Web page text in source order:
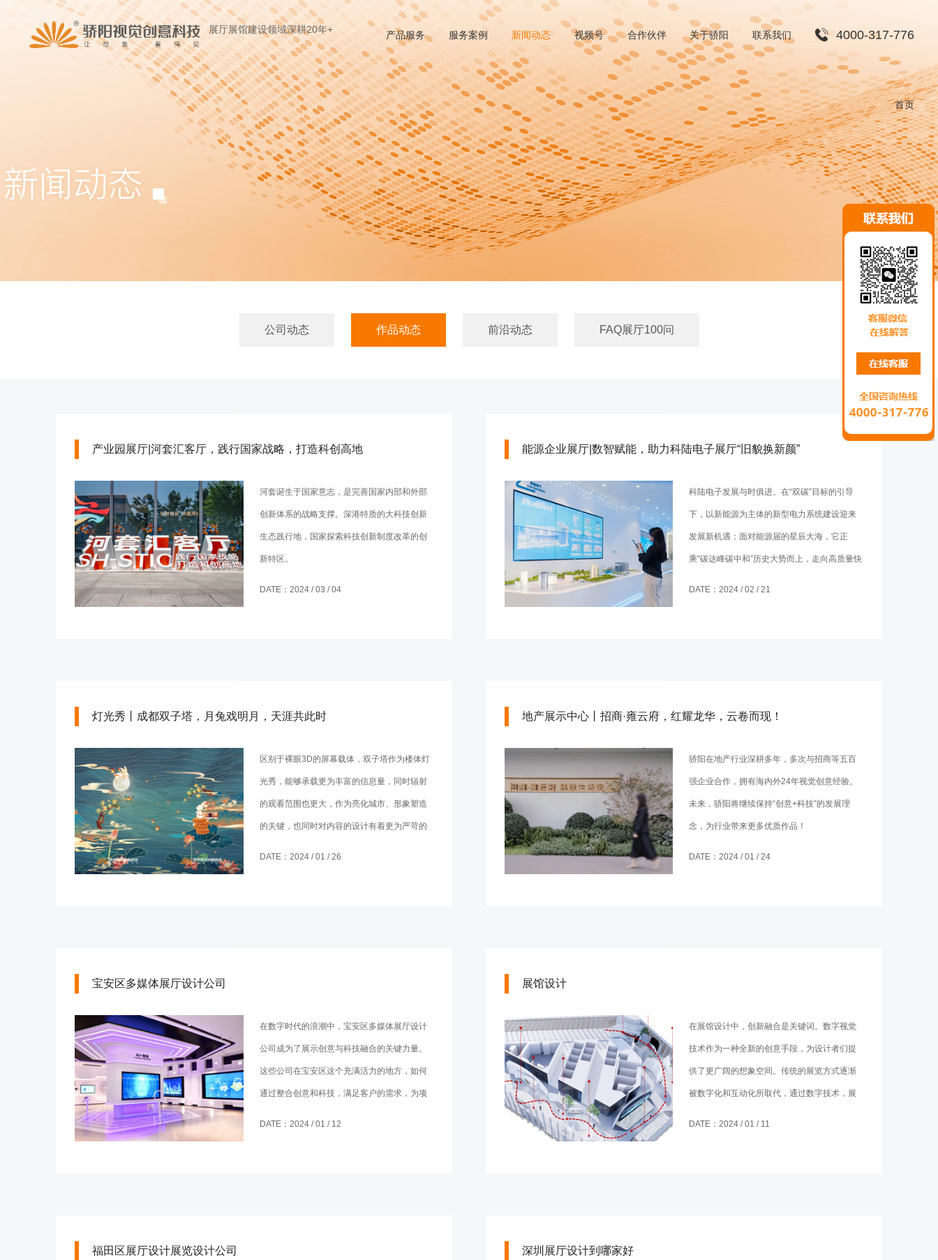
展厅展馆建设领域深耕20年+ 4000-317-776
联系我们
渠道合作
招贤纳士
关于骄阳
合作伙伴
视频号
新闻动态
服务案例
产品服务
首页
公司动态 作品动态 前沿动态 FAQ展厅100问
产业园展厅|河套汇客厅，践行国家战略，打造科创高地
河套诞生于国家意志，是完善国家内部和外部
创新体系的战略支撑。深港特质的大科技创新
生态践行地，国家探索科技创新制度改革的创
新特区。
DATE：2024 / 03 / 04
能源企业展厅|数智赋能，助力科陆电子展厅“旧貌换新颜”
科陆电子发展与时俱进。在“双碳”目标的引导
下，以新能源为主体的新型电力系统建设迎来
发展新机遇；面对能源届的星辰大海，它正
乘“碳达峰碳中和”历史大势而上，走向高质量快
DATE：2024 / 02 / 21
灯光秀丨成都双子塔，月兔戏明月，天涯共此时
区别于裸眼3D的屏幕载体，双子塔作为楼体灯
光秀，能够承载更为丰富的信息量，同时辐射
的观看范围也更大，作为亮化城市、形象塑造
的关键，也同时对内容的设计有着更为严苛的
DATE：2024 / 01 / 26
地产展示中心丨招商·雍云府，红耀龙华，云卷而现！
骄阳在地产行业深耕多年，多次与招商等五百
强企业合作，拥有海内外24年视觉创意经验。
未来，骄阳将继续保持“创意+科技”的发展理
念，为行业带来更多优质作品！
DATE：2024 / 01 / 24
宝安区多媒体展厅设计公司
在数字时代的浪潮中，宝安区多媒体展厅设计
公司成为了展示创意与科技融合的关键力量。
这些公司在宝安区这个充满活力的地方，如何
通过整合创意和科技，满足客户的需求，为项
DATE：2024 / 01 / 12
展馆设计
在展馆设计中，创新融合是关键词。数字视觉
技术作为一种全新的创意手段，为设计者们提
供了更广阔的想象空间。传统的展览方式逐渐
被数字化和互动化所取代，通过数字技术，展
DATE：2024 / 01 / 11
福田区展厅设计展览设计公司 深圳展厅设计到哪家好